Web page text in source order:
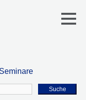
Seminare
Suche